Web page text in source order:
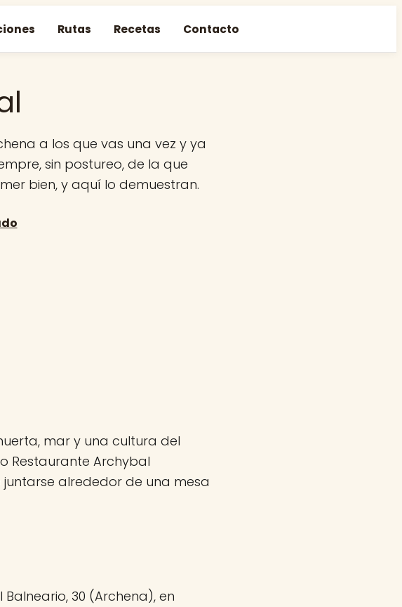
Rutas Recetas Contacto
a los que vas una vez y ya
sin postureo, de la que
bien, y aquí lo demuestran.
mar y una cultura del
Restaurante Archybal
alrededor de una mesa
30 (Archena), en